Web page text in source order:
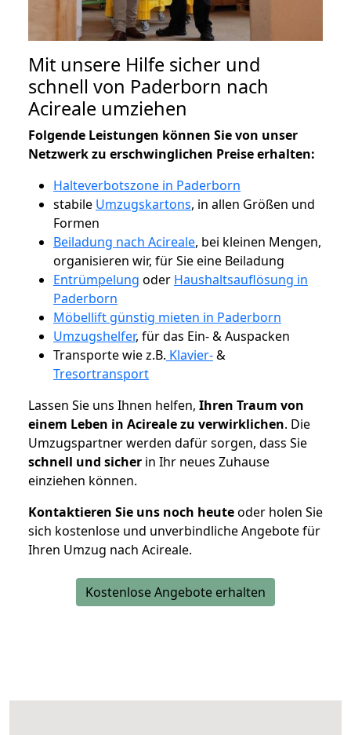
Mit unsere Hilfe sicher und
schnell von Paderborn nach
Acireale umziehen
Folgende Leistungen können Sie von unser
Netzwerk zu erschwinglichen Preise erhalten:
Halteverbotszone in Paderborn
stabile Umzugskartons, in allen Größen und
Formen
Beiladung nach Acireale, bei kleinen Mengen,
organisieren wir, für Sie eine Beiladung
Entrümpelung oder Haushaltsauflösung in
Paderborn
Möbellift günstig mieten in Paderborn
Umzugshelfer, für das Ein- & Auspacken
Transporte wie z.B. Klavier-&
Tresortransport
Lassen Sie uns Ihnen helfen, Ihren Traum von
einem Leben in Acireale zu verwirklichen. Die
Umzugspartner werden dafür sorgen, dass Sie
schnell und sicher in Ihr neues Zuhause
einziehen können.
Kontaktieren Sie uns noch heuteoder holen Sie
sich kostenlose und unverbindliche Angebote für
Ihren Umzug nach Acireale.
Kostenlose Angebote erhalten